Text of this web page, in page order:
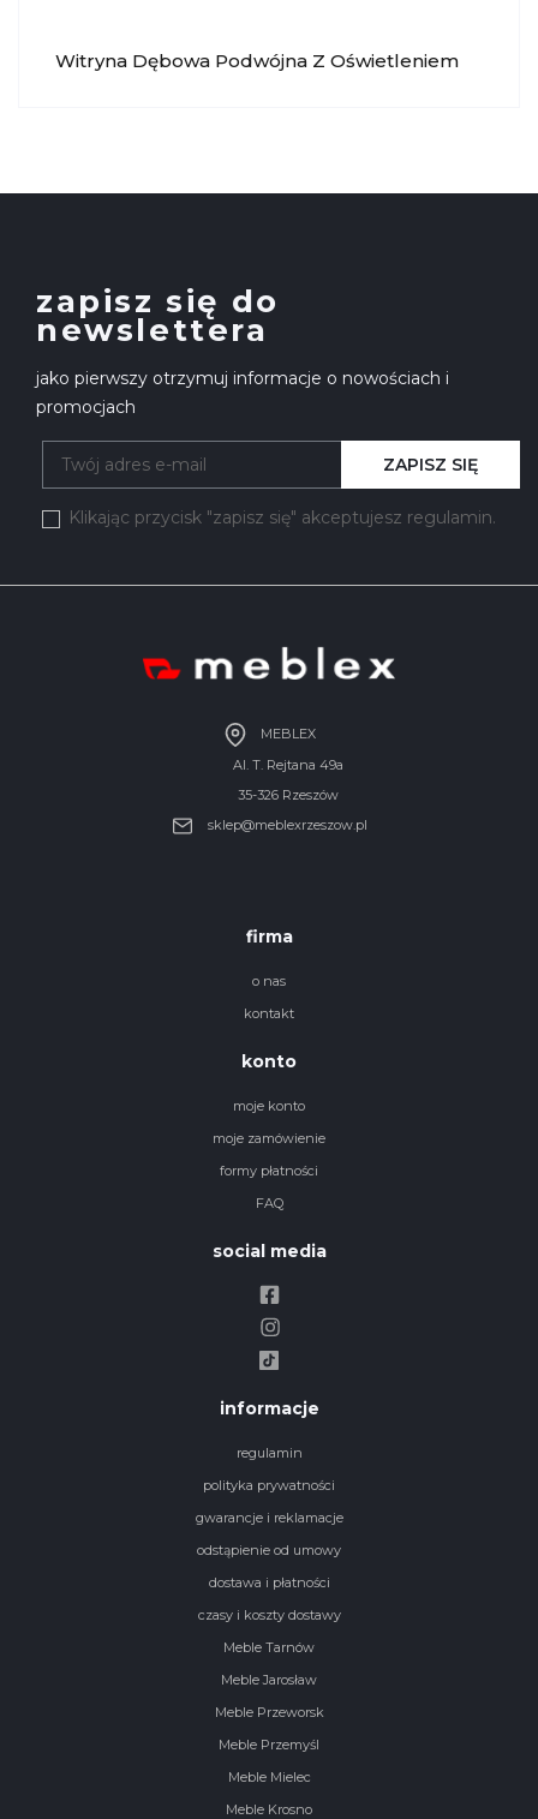
Witryna Dębowa Podwójna Z Oświetleniem
zapisz się do
newslettera
jako pierwszy otrzymuj informacje o nowościach i
promocjach
Klikając przycisk "zapisz się" akceptujesz regulamin.
ZAPISZ SIĘ
MEBLEX
Al. T. Rejtana 49a
35-326 Rzeszów
sklep@meblexrzeszow.pl
firma
o nas
kontakt
konto
moje konto
moje zamówienie
formy płatności
FAQ
social media
informacje
regulamin
polityka prywatności
gwarancje i reklamacje
odstąpienie od umowy
dostawa i płatności
czasy i koszty dostawy
Meble Tarnów
Meble Jarosław
Meble Przeworsk
Meble Przemyśl
Meble Mielec
Meble Krosno